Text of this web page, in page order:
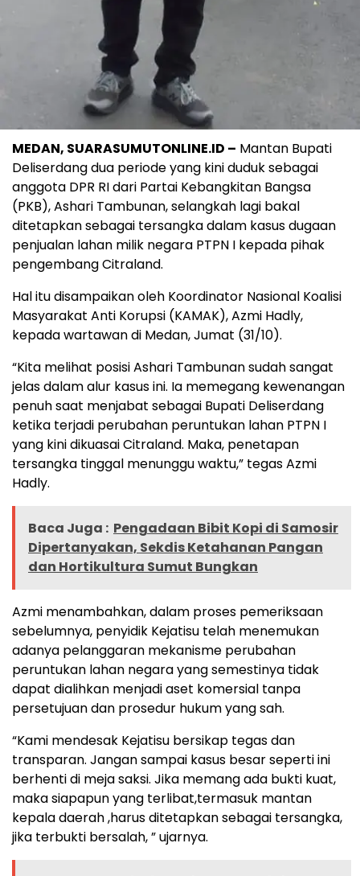
MEDAN, SUARASUMUTONLINE.ID – Mantan Bupati
Deliserdang dua periode yang kini duduk sebagai
anggota DPR RI dari Partai Kebangkitan Bangsa
(PKB), Ashari Tambunan, selangkah lagi bakal
ditetapkan sebagai tersangka dalam kasus dugaan
penjualan lahan milik negara PTPN I kepada pihak
pengembang Citraland.
Hal itu disampaikan oleh Koordinator Nasional Koalisi
Masyarakat Anti Korupsi (KAMAK), Azmi Hadly,
kepada wartawan di Medan, Jumat (31/10).
“Kita melihat posisi Ashari Tambunan sudah sangat
jelas dalam alur kasus ini. Ia memegang kewenangan
penuh saat menjabat sebagai Bupati Deliserdang
ketika terjadi perubahan peruntukan lahan PTPN I
yang kini dikuasai Citraland. Maka, penetapan
tersangka tinggal menunggu waktu,” tegas Azmi
Hadly.
Baca Juga : Pengadaan Bibit Kopi di Samosir
Dipertanyakan, Sekdis Ketahanan Pangan
dan Hortikultura Sumut Bungkan
Azmi menambahkan, dalam proses pemeriksaan
sebelumnya, penyidik Kejatisu telah menemukan
adanya pelanggaran mekanisme perubahan
peruntukan lahan negara yang semestinya tidak
dapat dialihkan menjadi aset komersial tanpa
persetujuan dan prosedur hukum yang sah.
“Kami mendesak Kejatisu bersikap tegas dan
transparan. Jangan sampai kasus besar seperti ini
berhenti di meja saksi. Jika memang ada bukti kuat,
maka siapapun yang terlibat,termasuk mantan
kepala daerah ,harus ditetapkan sebagai tersangka,
jika terbukti bersalah, ” ujarnya.